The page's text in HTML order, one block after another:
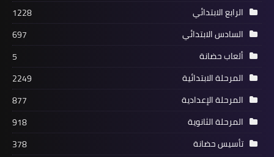
الرابع الابتدائي
1228
السادس الابتدائي
697
ألعاب حضانة
5
المرحلة الابتدائية
2249
المرحلة الإعدادية
877
المرحلة الثانوية
918
تأسيس حضانة
378